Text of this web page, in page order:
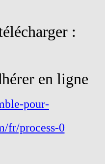
:
en ligne
pour-
fr/process-0